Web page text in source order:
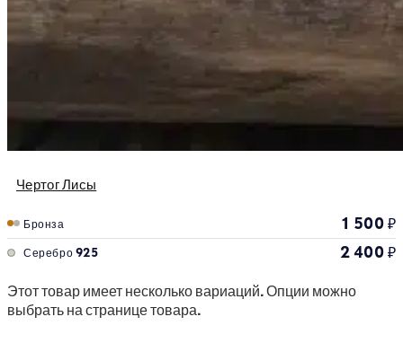
Чертог Лисы
Бронза 1 500₽
Серебро 925 2 400₽
Этот товар имеет несколько вариаций. Опции можно
выбрать на странице товара.